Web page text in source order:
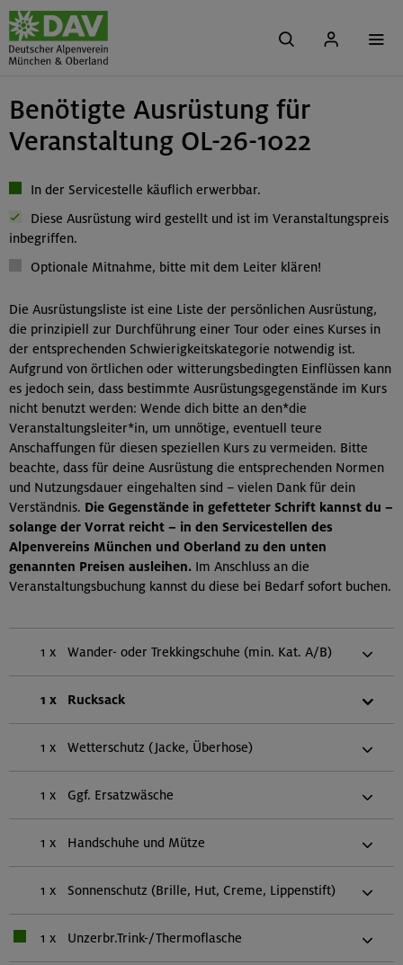
Benötigte Ausrüstung für
Veranstaltung OL-26-1022
In der Servicestelle käuflich erwerbbar.
Diese Ausrüstung wird gestellt und ist im Veranstaltungspreis
inbegriffen.
Optionale Mitnahme, bitte mit dem Leiter klären!
Die Ausrüstungsliste ist eine Liste der persönlichen Ausrüstung,
die prinzipiell zur Durchführung einer Tour oder eines Kurses in
der entsprechenden Schwierigkeitskategorie notwendig ist.
Aufgrund von örtlichen oder witterungsbedingten Einflüssen kann
es jedoch sein, dass bestimmte Ausrüstungsgegenstände im Kurs
nicht benutzt werden: Wende dich bitte an den*die
Veranstaltungsleiter*in, um unnötige, eventuell teure
Anschaffungen für diesen speziellen Kurs zu vermeiden. Bitte
beachte, dass für deine Ausrüstung die entsprechenden Normen
und Nutzungsdauer eingehalten sind – vielen Dank für dein
Verständnis. Die Gegenstände in gefetteter Schrift kannst du –
solange der Vorrat reicht – in den Servicestellen des
Alpenvereins München und Oberland zu den unten
genannten Preisen ausleihen. Im Anschluss an die
Veranstaltungsbuchung kannst du diese bei Bedarf sofort buchen.
1 x Wander- oder Trekkingschuhe (min. Kat. A/B)
1 x Rucksack
1 x Wetterschutz (Jacke, Überhose)
1 x Ggf. Ersatzwäsche
1 x Handschuhe und Mütze
1 x Sonnenschutz (Brille, Hut, Creme, Lippenstift)
1 x Unzerbr.Trink-/Thermoflasche